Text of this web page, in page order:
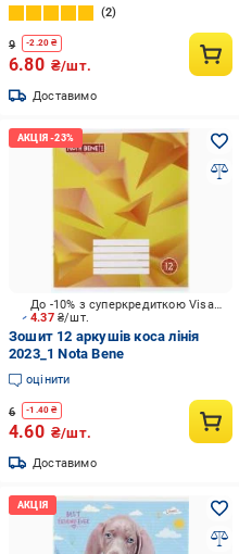
2
9 -2.20 ₴
6.80 ₴/шт.
Доставимо
4.37 ₴/шт.
До -10% з суперкредиткою Visa Вигода
Зошит 12 аркушів коса лінія
2023_1 Nota Bene
оцінити
6 -1.40 ₴
4.60 ₴/шт.
Доставимо